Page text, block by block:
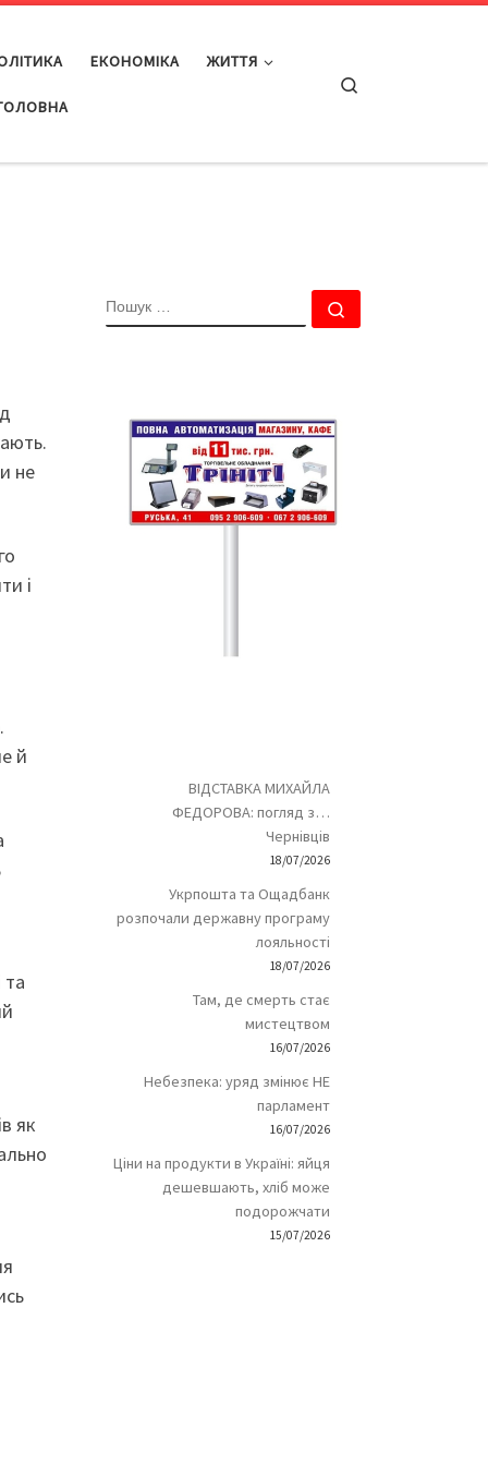
ЕКОНОМІКА ЖИТТЯ
не
і
й
та
як
ПОШУК
ВІДСТАВКА МИХАЙЛА
ФЕДОРОВА: погляд з…
Чернівців
18/07/2026
Укрпошта та Ощадбанк
розпочали державну програму
лояльності
18/07/2026
Там, де смерть стає
мистецтвом
16/07/2026
Небезпека: уряд змінює НЕ
парламент
16/07/2026
Ціни на продукти в Україні: яйця
дешевшають, хліб може
подорожчати
15/07/2026